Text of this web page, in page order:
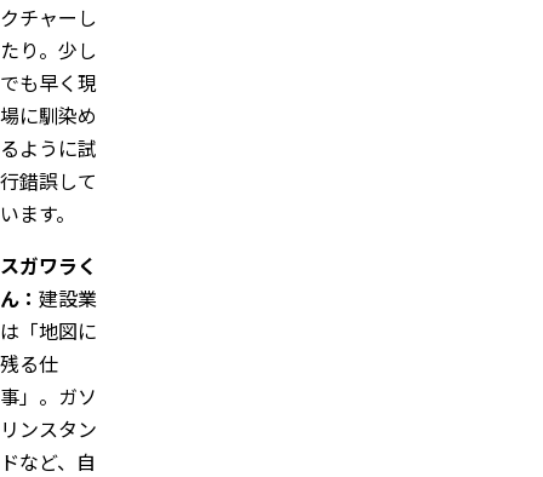
クチャーし
たり。少し
でも早く現
場に馴染め
るように試
行錯誤して
います。
スガワラく
ん： 建設業
は「地図に
残る仕
事」。ガソ
リンスタン
ドなど、自